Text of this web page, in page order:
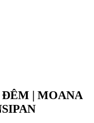
ĐÊM | MOANA